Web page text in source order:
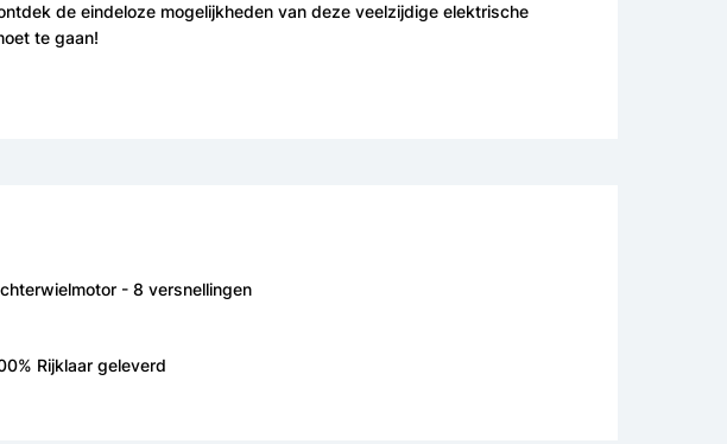
- 8 versnellingen
Rijklaar geleverd
de eindeloze mogelijkheden van deze veelzijdige elektrische
te gaan!